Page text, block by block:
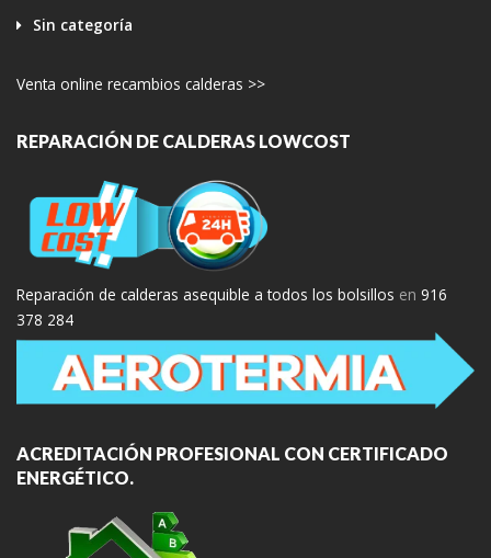
Sin categoría
Venta online recambios calderas >>
REPARACIÓN DE CALDERAS LOWCOST
Reparación de calderas asequible a todos los bolsillos en 916
378 284
ACREDITACIÓN PROFESIONAL CON CERTIFICADO
ENERGÉTICO.